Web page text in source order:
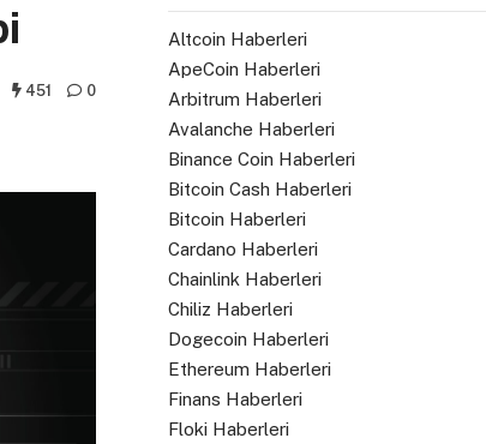
451 0
Altcoin Haberleri
ApeCoin Haberleri
Arbitrum Haberleri
Avalanche Haberleri
Binance Coin Haberleri
Bitcoin Cash Haberleri
Bitcoin Haberleri
Cardano Haberleri
Chainlink Haberleri
Chiliz Haberleri
Dogecoin Haberleri
Ethereum Haberleri
Finans Haberleri
Floki Haberleri